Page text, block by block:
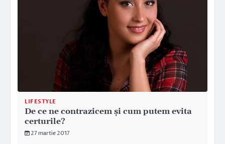
LIFESTYLE
De ce ne contrazicem şi cum putem evita
certurile?
27 martie 2017